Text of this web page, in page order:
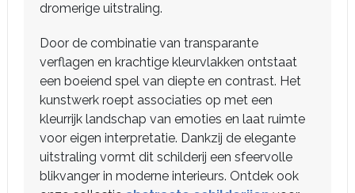
dromerige uitstraling.
Door de combinatie van transparante
verflagen en krachtige kleurvlakken ontstaat
een boeiend spel van diepte en contrast. Het
kunstwerk roept associaties op met een
kleurrijk landschap van emoties en laat ruimte
voor eigen interpretatie. Dankzij de elegante
uitstraling vormt dit schilderij een sfeervolle
blikvanger in moderne interieurs. Ontdek ook